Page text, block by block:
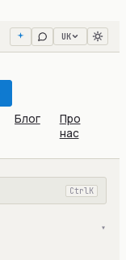
UK
Блог
Про
нас
Ctrl K
▾